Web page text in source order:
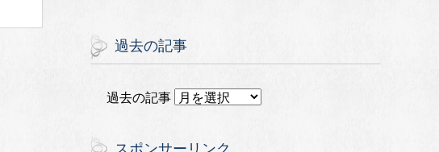
過去の記事
過去の記事
スポンサーリンク